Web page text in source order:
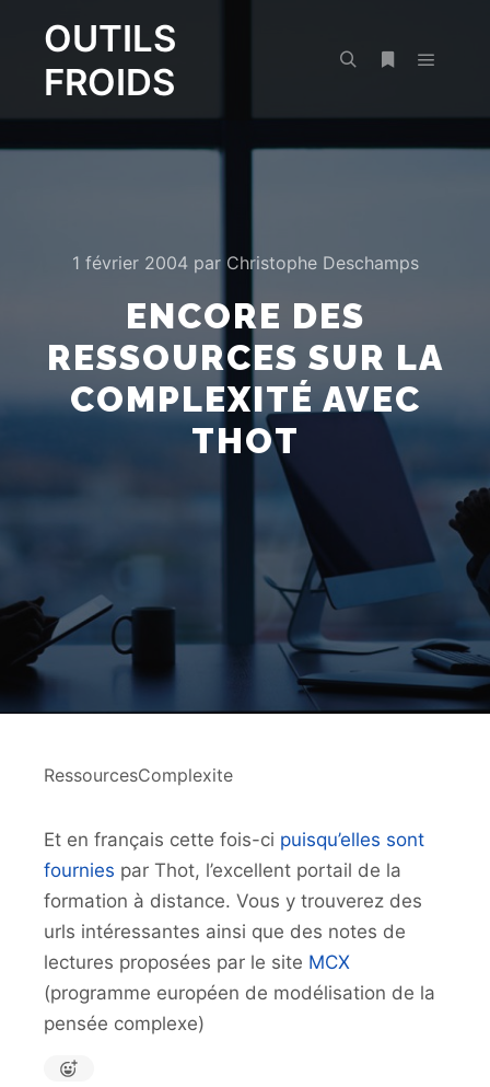
OUTILS
FROIDS
1 février 2004par Christophe Deschamps
ENCORE DES
RESSOURCES SUR LA
COMPLEXITÉ AVEC
THOT
RessourcesComplexite
Et en français cette fois-ci puisqu’elles sont
fournies par Thot, l’excellent portail de la
formation à distance. Vous y trouverez des
urls intéressantes ainsi que des notes de
lectures proposées par le site MCX
(programme européen de modélisation de la
pensée complexe)